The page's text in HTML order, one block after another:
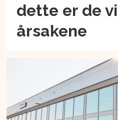
dette er de
årsakene